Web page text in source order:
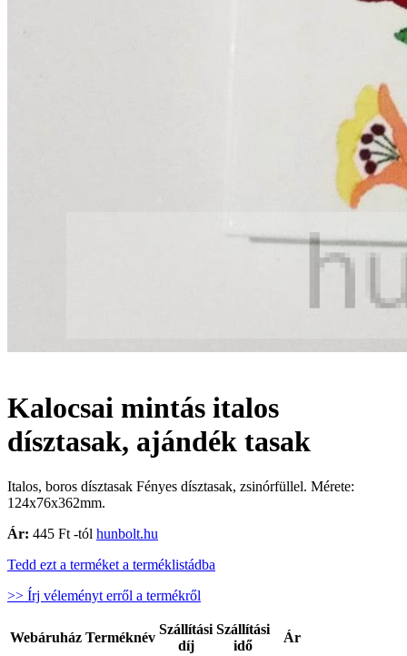
Kalocsai mintás italos
dísztasak, ajándék tasak
Italos, boros dísztasak Fényes dísztasak, zsinórfüllel. Mérete:
124x76x362mm.
Ár: 445 Ft -tól hunbolt.hu
Tedd ezt a terméket a terméklistádba
>> Írj véleményt erről a termékről
Webáruház Terméknév
Szállítási
díj
Szállítási
idő
Ár